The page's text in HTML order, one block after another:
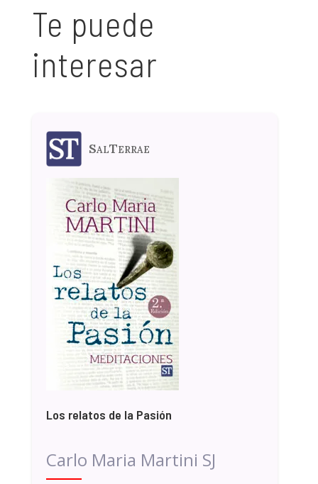
Te puede
interesar
SalTerrae
Los relatos de la Pasión
Carlo Maria Martini SJ